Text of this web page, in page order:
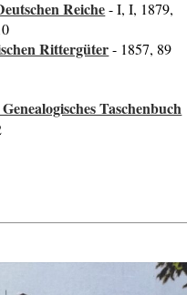
Reiche- I, I, 1879,
Rittergüter- 1857, 89
Taschenbuch